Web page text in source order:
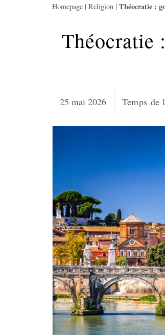
Homepage | Religion | Théocratie :
Théocratie
25 mai 2026 Temps de